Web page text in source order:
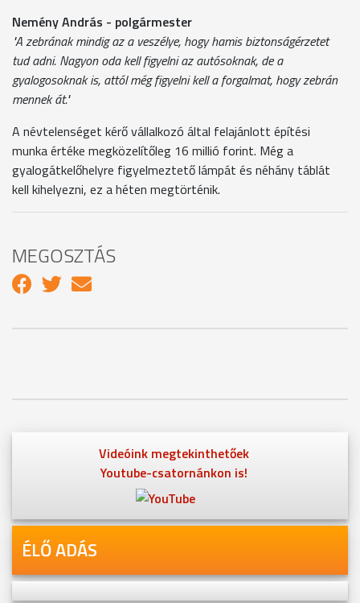
Nemény András - polgármester
"A zebrának mindig az a veszélye, hogy hamis biztonságérzetet
tud adni. Nagyon oda kell figyelni az autósoknak, de a
gyalogosoknak is, attól még figyelni kell a forgalmat, hogy zebrán
mennek át."
A névtelenséget kérő vállalkozó által felajánlott építési
munka értéke megközelítőleg 16 millió forint. Még a
gyalogátkelőhelyre figyelmeztető lámpát és néhány táblát
kell kihelyezni, ez a héten megtörténik.
MEGOSZTÁS
Videóink megtekinthetőek
Youtube-csatornánkon is!
ÉLŐ ADÁS